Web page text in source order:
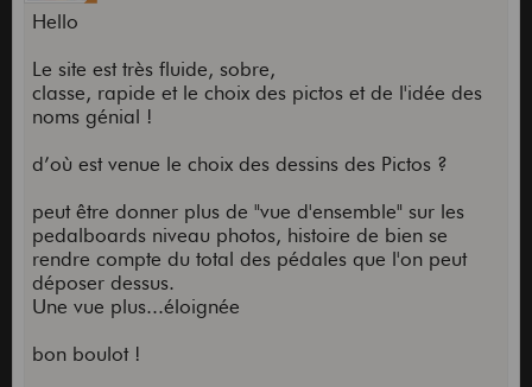
Hello
Le site est très fluide, sobre,
classe, rapide et le choix des pictos et de l'idée des
noms génial !
d’où est venue le choix des dessins des Pictos ?
peut être donner plus de "vue d'ensemble" sur les
pedalboards niveau photos, histoire de bien se
rendre compte du total des pédales que l'on peut
déposer dessus.
Une vue plus...éloignée
bon boulot !